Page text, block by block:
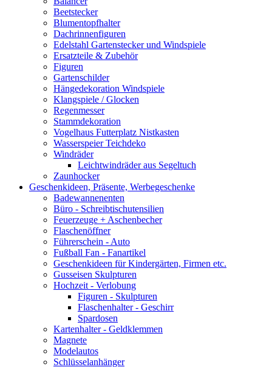
Beetstecker
Blumentopfhalter
Dachrinnenfiguren
Edelstahl Gartenstecker und Windspiele
Ersatzteile & Zubehör
Figuren
Gartenschilder
Hängedekoration Windspiele
Klangspiele / Glocken
Regenmesser
Stammdekoration
Vogelhaus Futterplatz Nistkasten
Wasserspeier Teichdeko
Windräder
Leichtwindräder aus Segeltuch
Zaunhocker
Geschenkideen, Präsente, Werbegeschenke
Badewannenenten
Büro - Schreibtischutensilien
Feuerzeuge + Aschenbecher
Flaschenöffner
Führerschein - Auto
Fußball Fan - Fanartikel
Geschenkideen für Kindergärten, Firmen etc.
Gusseisen Skulpturen
Hochzeit - Verlobung
Figuren - Skulpturen
Flaschenhalter - Geschirr
Spardosen
Kartenhalter - Geldklemmen
Magnete
Modelautos
Schlüsselanhänger